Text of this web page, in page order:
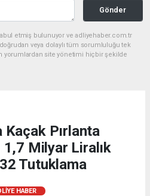
Gönder
etmiş bulunuyor ve adliyehaber.com.tr
veya dolaylı tüm sorumluluğu tek
yorumlardan site yönetimi hiçbir şekilde
Kaçak Pırlanta
1,7 Milyar Liralık
Tutuklama
HABER